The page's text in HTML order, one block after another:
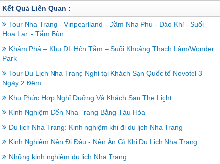
Kết Quả Liên Quan :
Tour Nha Trang - Vinpearlland - Đầm Nha Phu - Đảo Khỉ - Suối
Hoa Lan - Tắm Bùn
Khám Phá – Khu DL Hòn Tằm – Suối Khoáng Thạch Lâm/Wonder
Park
Tour Du Lịch Nha Trang Nghỉ tại Khách Sạn Quốc tế Novotel 3
Ngày 2 Đêm
Khu Phức Hợp Nghỉ Dưỡng Và Khách Sạn The Light
Kinh Nghiệm Đến Nha Trang Bằng Tàu Hỏa
Du lịch Nha Trang: Kinh nghiệm khi đi du lịch Nha Trang
Kinh Nghiệm Nên Đi Đâu - Nên Ăn Gì Khi Du Lịch Nha Trang
Những kinh nghiệm du lịch Nha Trang